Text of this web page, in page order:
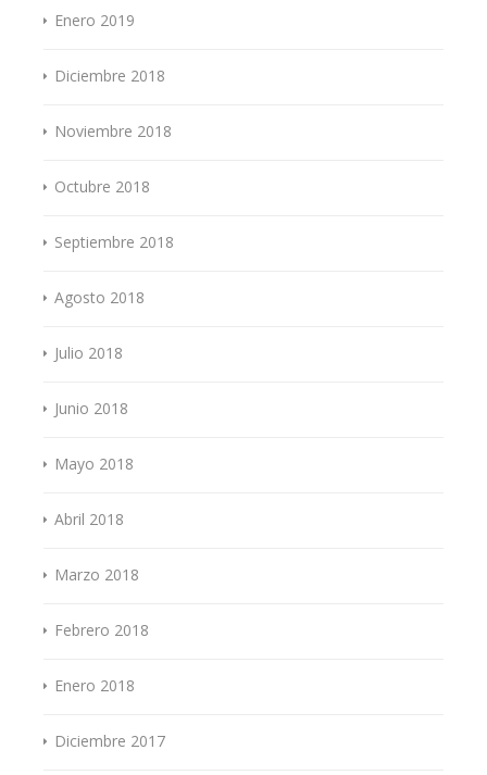
Enero 2019
Diciembre 2018
Noviembre 2018
Octubre 2018
Septiembre 2018
Agosto 2018
Julio 2018
Junio 2018
Mayo 2018
Abril 2018
Marzo 2018
Febrero 2018
Enero 2018
Diciembre 2017